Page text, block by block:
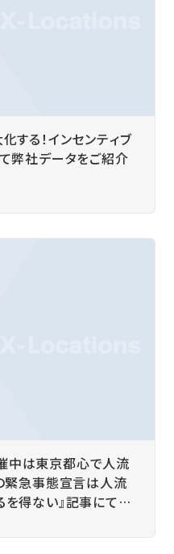
する！インセンティブ
弊社データをご紹介
中は東京都心で人流
緊急事態宣言は人流
得ない』記事にて弊